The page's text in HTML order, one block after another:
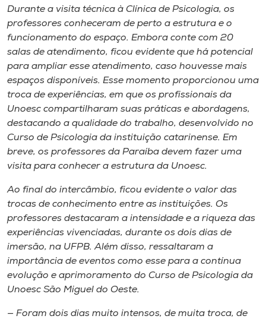
Durante a visita técnica à Clínica de Psicologia, os
professores conheceram de perto a estrutura e o
funcionamento do espaço. Embora conte com 20
salas de atendimento, ficou evidente que há potencial
para ampliar esse atendimento, caso houvesse mais
espaços disponíveis. Esse momento proporcionou uma
troca de experiências, em que os profissionais da
Unoesc compartilharam suas práticas e abordagens,
destacando a qualidade do trabalho, desenvolvido no
Curso de Psicologia da instituição catarinense. Em
breve, os professores da Paraíba devem fazer uma
visita para conhecer a estrutura da Unoesc.
Ao final do intercâmbio, ficou evidente o valor das
trocas de conhecimento entre as instituições. Os
professores destacaram a intensidade e a riqueza das
experiências vivenciadas, durante os dois dias de
imersão, na UFPB. Além disso, ressaltaram a
importância de eventos como esse para a contínua
evolução e aprimoramento do Curso de Psicologia da
Unoesc São Miguel do Oeste.
— Foram dois dias muito intensos, de muita troca, de